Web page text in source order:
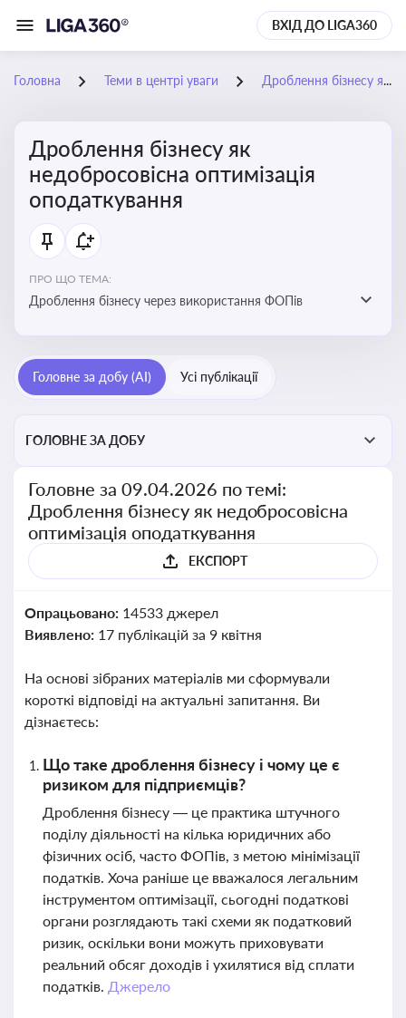
ВХІД ДО LIGA360
Головна Теми в центрі уваги Дроблення бізнесу як недобросовісна оптимізація оподаткування
Дроблення бізнесу як
недобросовісна оптимізація
оподаткування
ПРО ЩО ТЕМА:
Дроблення бізнесу через використання ФОПів
Головне за добу (AI) Усі публікації
ГОЛОВНЕ ЗА ДОБУ
Головне за 09.04.2026 по темі:
Дроблення бізнесу як недобросовісна
оптимізація оподаткування
ЕКСПОРТ
Опрацьовано: 14533 джерел
Виявлено: 17 публікацій за 9 квітня
На основі зібраних матеріалів ми сформували
короткі відповіді на актуальні запитання. Ви
дізнаєтесь:
Що таке дроблення бізнесу і чому це є
ризиком для підприємців?
Дроблення бізнесу — це практика штучного
поділу діяльності на кілька юридичних або
фізичних осіб, часто ФОПів, з метою мінімізації
податків. Хоча раніше це вважалося легальним
інструментом оптимізації, сьогодні податкові
органи розглядають такі схеми як податковий
ризик, оскільки вони можуть приховувати
реальний обсяг доходів і ухилятися від сплати
податків. Джерело